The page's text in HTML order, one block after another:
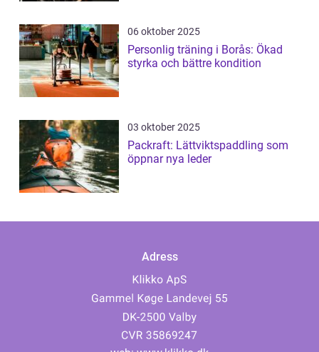
06 oktober 2025
Personlig träning i Borås: Ökad
styrka och bättre kondition
03 oktober 2025
Packraft: Lättviktspaddling som
öppnar nya leder
Adress